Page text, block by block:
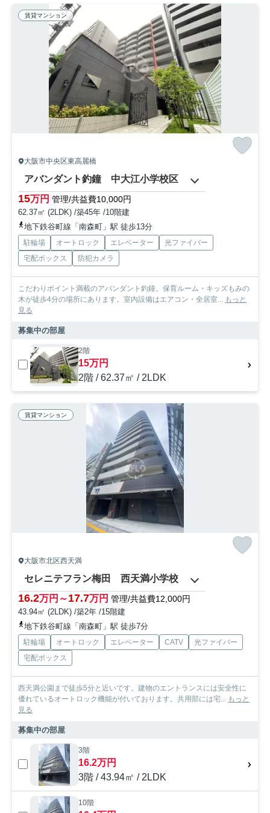
賃貸マンション
大阪市中央区東高麗橋
アバンダント釣鐘 中大江小学校区
15万円 管理/共益費10,000円
62.37㎡ (2LDK) /築45年 /10階建
地下鉄谷町線「南森町」駅 徒歩13分
駐輪場 オートロック エレベーター
光ファイバー
宅配ボックス
防犯カメラ
こだわりポイント満載のアバンダント釣鐘。保育ルーム・キッズもみの
木が徒歩4分の場所にあります。室内設備はエアコン・全居室... もっと
見る
募集中の部屋
2階
15万円
2階 / 62.37㎡ / 2LDK
賃貸マンション
大阪市北区西天満
セレニテフラン梅田 西天満小学校
16.2万円～17.7万円 管理/共益費12,000円
43.94㎡ (2LDK) /築2年 /15階建
地下鉄谷町線「南森町」駅 徒歩7分
駐輪場 オートロック エレベーター CATV
光ファイバー
宅配ボックス
西天満公園まで徒歩5分と近いです。建物のエントランスには安全性に
優れているオートロック機能が付いております。共用部には宅... もっと
見る
募集中の部屋
3階
16.2万円
3階 / 43.94㎡ / 2LDK
10階